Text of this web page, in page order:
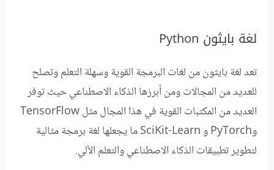
لغة بايثون Python
تعد لغة بايثون من لغات البرمجة القوية وسهلة التعلم وتصلح
للعديد من المجالات ومن أبرزها الذكاء الاصطناعي حيث توفر
العديد من المكتبات القوية في هذا المجال مثل TensorFlow
وPyTorch و SciKit-Learn ما يجعلها لغة برمجة مثالية
لتطوير تطبيقات الذكاء الاصطناعي والتعلم الآلي.